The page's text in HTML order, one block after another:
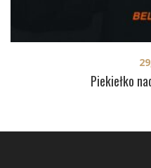
Piekiełko